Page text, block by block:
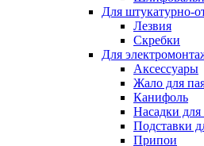
Для штукатурно-
Лезвия
Скребки
Для
Аксессуары
Жало для
Канифоль
Насадки для
Подставки
Припои